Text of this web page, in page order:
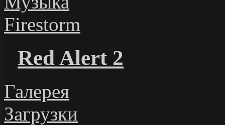
Firestorm
Red Alert 2
Галерея
Загрузки